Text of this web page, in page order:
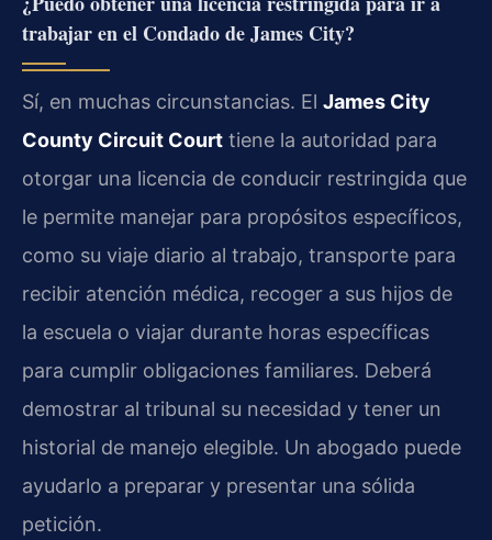
trabajar en el Condado de James City?
Sí, en muchas circunstancias. El James City
County Circuit Court tiene la autoridad para
otorgar una licencia de conducir restringida que
le permite manejar para propósitos específicos,
como su viaje diario al trabajo, transporte para
recibir atención médica, recoger a sus hijos de
la escuela o viajar durante horas específicas
para cumplir obligaciones familiares. Deberá
demostrar al tribunal su necesidad y tener un
historial de manejo elegible. Un abogado puede
ayudarlo a preparar y presentar una sólida
petición.